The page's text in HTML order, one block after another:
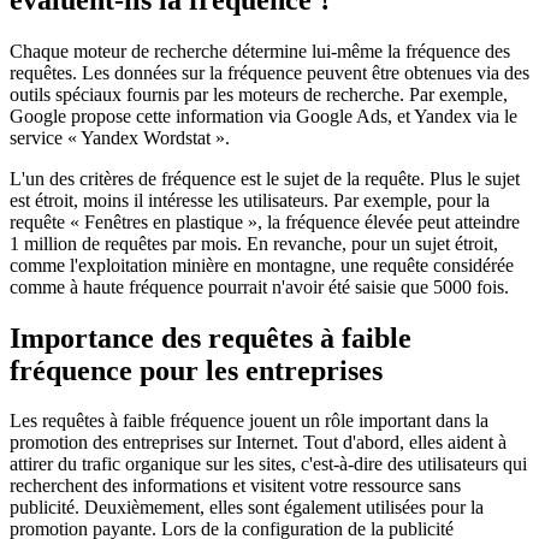
Chaque moteur de recherche détermine lui-même la fréquence des
requêtes. Les données sur la fréquence peuvent être obtenues via des
outils spéciaux fournis par les moteurs de recherche. Par exemple,
Google propose cette information via Google Ads, et Yandex via le
service « Yandex Wordstat ».
L'un des critères de fréquence est le sujet de la requête. Plus le sujet
est étroit, moins il intéresse les utilisateurs. Par exemple, pour la
requête « Fenêtres en plastique », la fréquence élevée peut atteindre
1 million de requêtes par mois. En revanche, pour un sujet étroit,
comme l'exploitation minière en montagne, une requête considérée
comme à haute fréquence pourrait n'avoir été saisie que 5000 fois.
Importance des requêtes à faible
fréquence pour les entreprises
Les requêtes à faible fréquence jouent un rôle important dans la
promotion des entreprises sur Internet. Tout d'abord, elles aident à
attirer du trafic organique sur les sites, c'est-à-dire des utilisateurs qui
recherchent des informations et visitent votre ressource sans
publicité. Deuxièmement, elles sont également utilisées pour la
promotion payante. Lors de la configuration de la publicité